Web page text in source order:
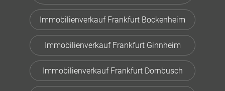
Immobilienverkauf Frankfurt Bockenheim
Immobilienverkauf Frankfurt Ginnheim
Immobilienverkauf Frankfurt Dornbusch